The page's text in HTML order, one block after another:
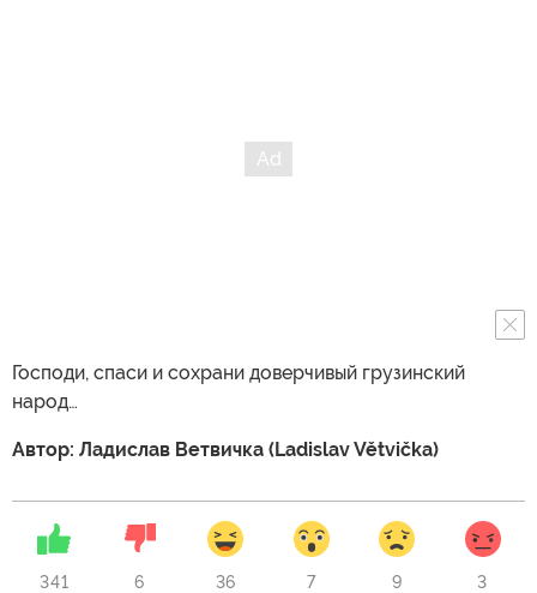
Господи, спаси и сохрани доверчивый грузинский
народ…
Автор: Ладислав Ветвичка (Ladislav Větvička)
341 6 36 7 9 3